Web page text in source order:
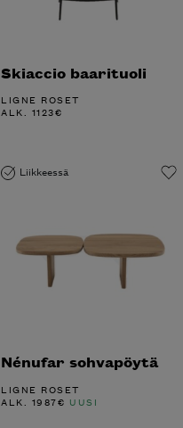
Skiaccio baarituoli
LIGNE ROSET
ALK. 1123€
Liikkeessä
Nénufar sohvapöytä
LIGNE ROSET
ALK. 1987€ UUSI